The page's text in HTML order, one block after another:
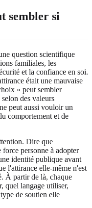
sembler si
question scientifique
familiales, les
et la confiance en soi.
était une mauvaise
» peut sembler
des valeurs
peut aussi vouloir un
comportement et de
Dire que
personne à adopter
identité publique avant
l'attirance elle-même n'est
À partir de là, chaque
quel langage utiliser,
de soutien elle